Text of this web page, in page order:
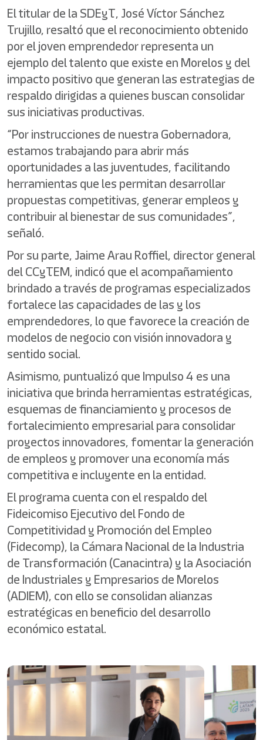
El titular de la SDEyT, José Víctor Sánchez
Trujillo, resaltó que el reconocimiento obtenido
por el joven emprendedor representa un
ejemplo del talento que existe en Morelos y del
impacto positivo que generan las estrategias de
respaldo dirigidas a quienes buscan consolidar
sus iniciativas productivas.
“Por instrucciones de nuestra Gobernadora,
estamos trabajando para abrir más
oportunidades a las juventudes, facilitando
herramientas que les permitan desarrollar
propuestas competitivas, generar empleos y
contribuir al bienestar de sus comunidades”,
señaló.
Por su parte, Jaime Arau Roffiel, director general
del CCyTEM, indicó que el acompañamiento
brindado a través de programas especializados
fortalece las capacidades de las y los
emprendedores, lo que favorece la creación de
modelos de negocio con visión innovadora y
sentido social.
Asimismo, puntualizó que Impulso 4 es una
iniciativa que brinda herramientas estratégicas,
esquemas de financiamiento y procesos de
fortalecimiento empresarial para consolidar
proyectos innovadores, fomentar la generación
de empleos y promover una economía más
competitiva e incluyente en la entidad.
El programa cuenta con el respaldo del
Fideicomiso Ejecutivo del Fondo de
Competitividad y Promoción del Empleo
(Fidecomp), la Cámara Nacional de la Industria
de Transformación (Canacintra) y la Asociación
de Industriales y Empresarios de Morelos
(ADIEM), con ello se consolidan alianzas
estratégicas en beneficio del desarrollo
económico estatal.